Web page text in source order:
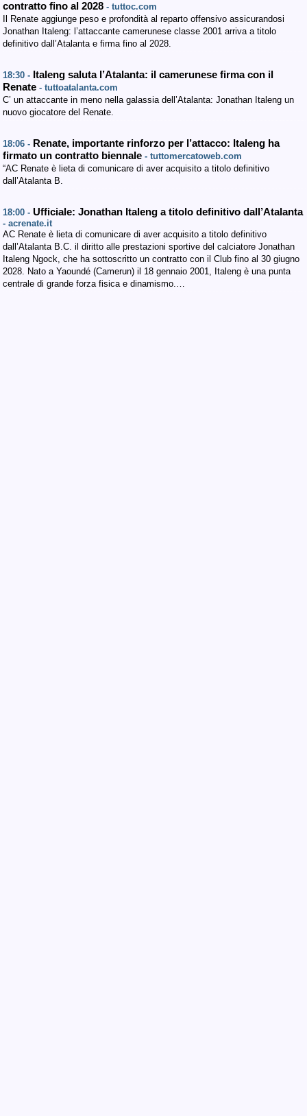
contratto fino al 2028 - tuttoc.com
Il Renate aggiunge peso e profondità al reparto offensivo assicurandosi
Jonathan Italeng: l’attaccante camerunese classe 2001 arriva a titolo
definitivo dall’Atalanta e firma fino al 2028.
18:30 - Italeng saluta l’Atalanta: il camerunese firma con il
Renate - tuttoatalanta.com
C’ un attaccante in meno nella galassia dell’Atalanta: Jonathan Italeng un
nuovo giocatore del Renate.
18:06 - Renate, importante rinforzo per l’attacco: Italeng ha
firmato un contratto biennale - tuttomercatoweb.com
“AC Renate è lieta di comunicare di aver acquisito a titolo definitivo
dall’Atalanta B.
18:00 - Ufficiale: Jonathan Italeng a titolo definitivo dall’Atalanta
- acrenate.it
AC Renate è lieta di comunicare di aver acquisito a titolo definitivo
dall’Atalanta B.C. il diritto alle prestazioni sportive del calciatore Jonathan
Italeng Ngock, che ha sottoscritto un contratto con il Club fino al 30 giugno
2028. Nato a Yaoundé (Camerun) il 18 gennaio 2001, Italeng è una punta
centrale di grande forza fisica e dinamismo.…